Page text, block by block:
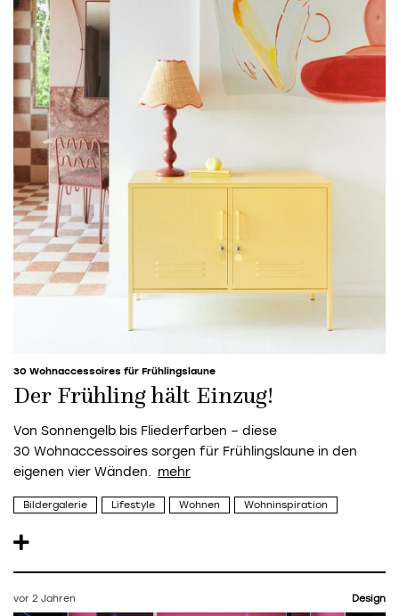
30 Wohnaccessoires für Frühlingslaune
Der Frühling hält Einzug!
Von Sonnengelb bis Fliederfarben – diese
30 Wohnaccessoires sorgen für Frühlingslaune in den
eigenen vier Wänden.
Bildergalerie Lifestyle Wohnen Wohninspiration
vor 2 Jahren Design